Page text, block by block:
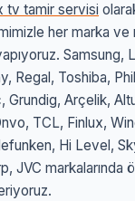
tv tamir servisi
her marka ve
Samsung,
Regal, Toshiba,
Grundig, Arçelik,
TCL, Finlux,
Hi Level,
JVC markalarında